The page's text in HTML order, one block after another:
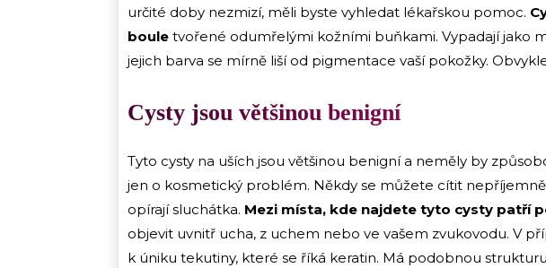
určité doby nezmizí, měli byste vyhledat lékařskou pomoc.
boule tvořené odumřelými kožními buňkami. Vypadají jako
jejich barva se mírně liší od pigmentace vaší pokožky.
Cysty jsou většinou benigní
Tyto cysty na uších jsou většinou benigní a neměly by
jen o kosmetický problém. Někdy se můžete cítit
opírají sluchátka. Mezi místa, kde najdete tyto cysty patří
objevit uvnitř ucha, z uchem nebo ve vašem zvukovodu. V
k úniku tekutiny, které se říká keratin. Má podobnou